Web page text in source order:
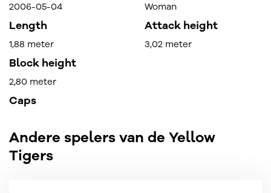
2006-05-04 Woman
Length
1,88 meter
Attack height
3,02 meter
Block height
2,80 meter
Caps
Andere spelers van de Yellow
Tigers